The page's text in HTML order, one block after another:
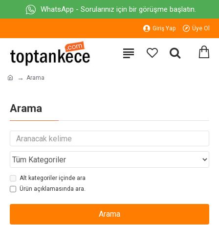
WhatsApp - Sorularınız için bir görüşme başlatın.
Giriş Yap Üye Ol
Arama
Arama
Alt kategoriler içinde ara
Ürün açıklamasında ara.
Arama